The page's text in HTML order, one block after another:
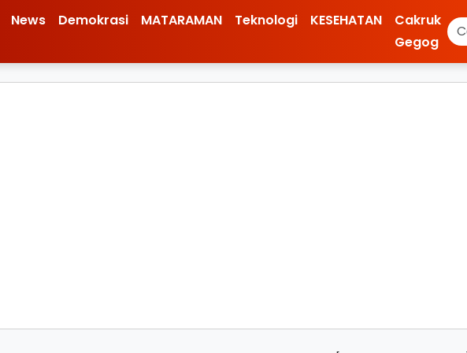
News Demokrasi MATARAMAN Teknologi KESEHATAN
Cakruk
Gegog